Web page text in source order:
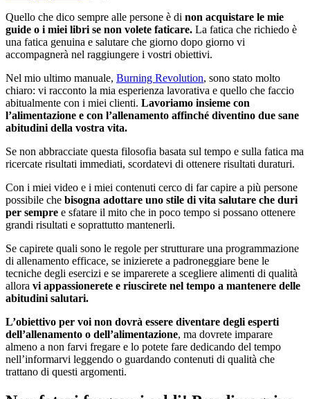
Quello che dico sempre alle persone è di non acquistare le mie
guide o i miei libri se non volete faticare. La fatica che richiedo è
una fatica genuina e salutare che giorno dopo giorno vi
accompagnerà nel raggiungere i vostri obiettivi.
Nel mio ultimo manuale, Burning Revolution, sono stato molto
chiaro: vi racconto la mia esperienza lavorativa e quello che faccio
abitualmente con i miei clienti. Lavoriamo insieme con
l’alimentazione e con l’allenamento affinché diventino due sane
abitudini della vostra vita.
Se non abbracciate questa filosofia basata sul tempo e sulla fatica ma
ricercate risultati immediati, scordatevi di ottenere risultati duraturi.
Con i miei video e i miei contenuti cerco di far capire a più persone
possibile che bisogna adottare uno stile di vita salutare che duri
per sempre e sfatare il mito che in poco tempo si possano ottenere
grandi risultati e soprattutto mantenerli.
Se capirete quali sono le regole per strutturare una programmazione
di allenamento efficace, se inizierete a padroneggiare bene le
tecniche degli esercizi e se imparerete a scegliere alimenti di qualità
allora vi appassionerete e riuscirete nel tempo a mantenere delle
abitudini salutari.
L’obiettivo per voi non dovrà essere diventare degli esperti
dell’allenamento o dell’alimentazione, ma dovrete imparare
almeno a non farvi fregare e lo potete fare dedicando del tempo
nell’informarvi leggendo o guardando contenuti di qualità che
trattano di questi argomenti.